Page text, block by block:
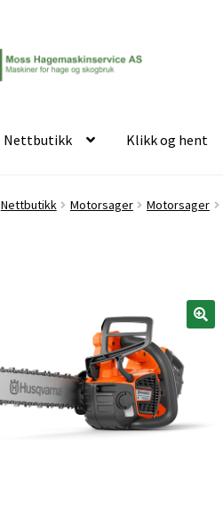
Nettbutikk Klikk og hent
Nettbutikk Motorsager Motorsager